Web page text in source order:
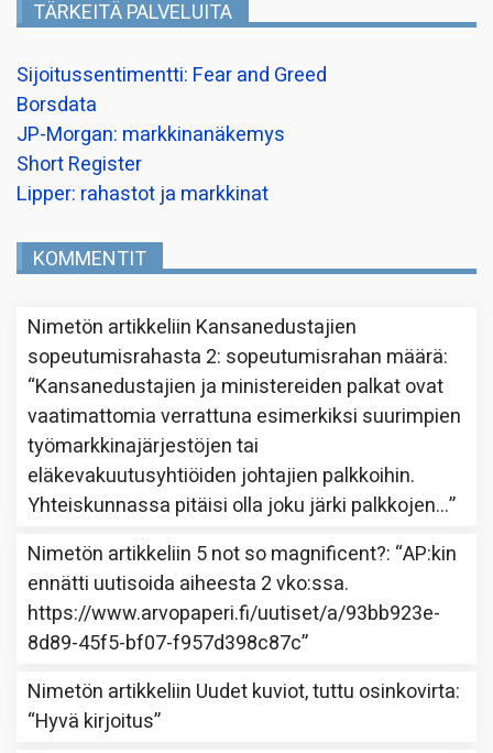
TÄRKEITÄ PALVELUITA
Sijoitussentimentti: Fear and Greed
Borsdata
JP-Morgan: markkinanäkemys
Short Register
Lipper: rahastot ja markkinat
KOMMENTIT
Nimetön artikkeliin Kansanedustajien
sopeutumisrahasta 2: sopeutumisrahan määrä:
“Kansanedustajien ja ministereiden palkat ovat
vaatimattomia verrattuna esimerkiksi suurimpien
työmarkkinajärjestöjen tai
eläkevakuutusyhtiöiden johtajien palkkoihin.
Yhteiskunnassa pitäisi olla joku järki palkkojen…”
Nimetön artikkeliin 5 not so magnificent?: “AP:kin
ennätti uutisoida aiheesta 2 vko:ssa.
https://www.arvopaperi.fi/uutiset/a/93bb923e-
8d89-45f5-bf07-f957d398c87c”
Nimetön artikkeliin Uudet kuviot, tuttu osinkovirta:
“Hyvä kirjoitus”